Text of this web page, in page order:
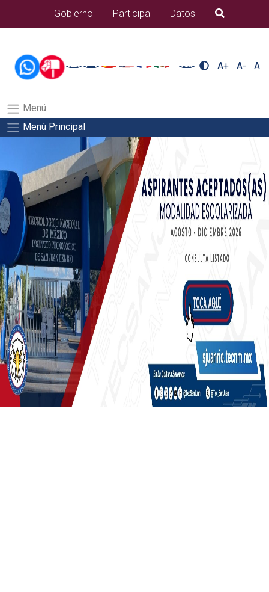
aspirantes/plantilla_tecnmSalida del comando:
Gobierno Participa Datos B�squeda
A+ A- A
Menú
Menú Principal